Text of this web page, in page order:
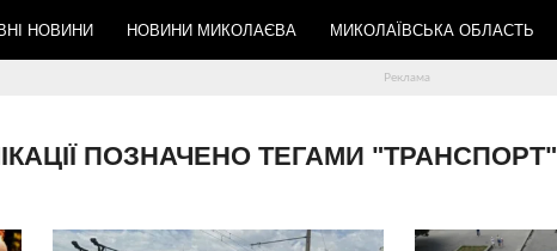
НОВИНИ НОВИНИ МИКОЛАЄВА МИКОЛАЇВСЬКА ОБЛАСТЬ
ПОЗНАЧЕНО ТЕГАМИ "ТРАНСПОРТ"